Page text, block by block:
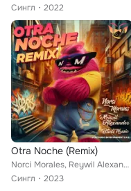
Сингл
2022
Otra Noche (Remix)
Norci Morales, Reywil Alexander, Stidlmusic
Сингл
2023